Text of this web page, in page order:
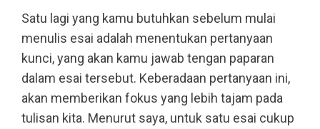
Satu lagi yang kamu butuhkan sebelum mulai
menulis esai adalah menentukan pertanyaan
kunci, yang akan kamu jawab tengan paparan
dalam esai tersebut. Keberadaan pertanyaan ini,
akan memberikan fokus yang lebih tajam pada
tulisan kita. Menurut saya, untuk satu esai cukup